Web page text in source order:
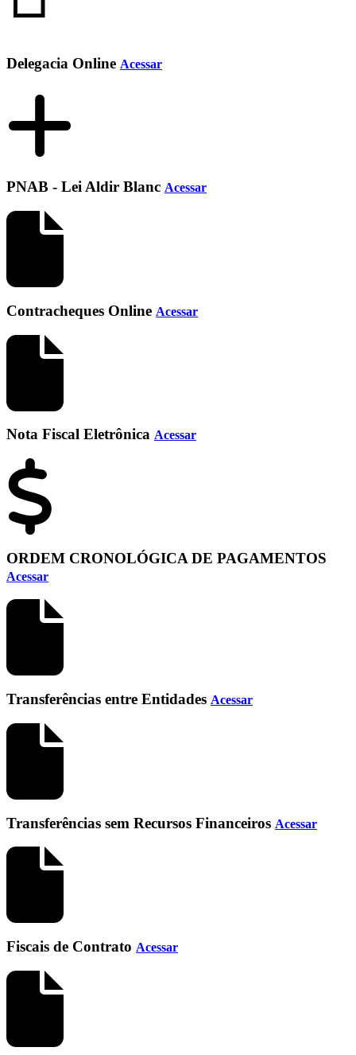
Delegacia Online Acessar
PNAB - Lei Aldir Blanc Acessar
Contracheques Online Acessar
Nota Fiscal Eletrônica Acessar
ORDEM CRONOLÓGICA DE PAGAMENTOS
Acessar
Transferências entre Entidades Acessar
Transferências sem Recursos Financeiros Acessar
Fiscais de Contrato Acessar